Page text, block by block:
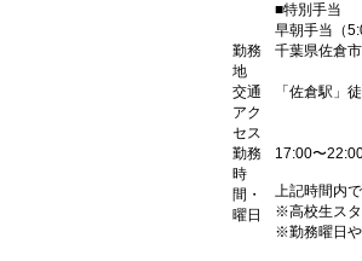
■特別手当
早朝手当（
勤務
地
千葉県佐倉
交通
アク
セス
「佐倉駅」
勤務
時
間・
曜日
17:00〜
上記時間内
※高校生ス
※勤務曜日